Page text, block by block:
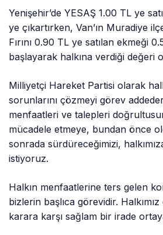
Yenişehir’de YESAŞ 1.00 TL ye
ye çıkartırken, Van’ın Muradiye
Fırını 0.90 TL ye satılan ekmeği
başlayarak halkına verdiği değeri
Milliyetçi Hareket Partisi olarak
sorunlarını çözmeyi görev
menfaatleri ve talepleri
mücadele etmeye, bundan önce
sonrada sürdüreceğimizi,
istiyoruz.
Halkın menfaatlerine ters gelen
bizlerin başlıca görevidir.
karara karşı sağlam bir irade